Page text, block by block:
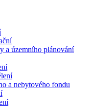
a územního plánování
a nebytového fondu